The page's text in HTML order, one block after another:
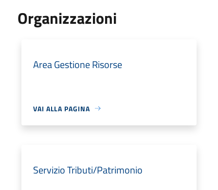
Organizzazioni
Area Gestione Risorse
VAI ALLA PAGINA
Servizio Tributi/Patrimonio